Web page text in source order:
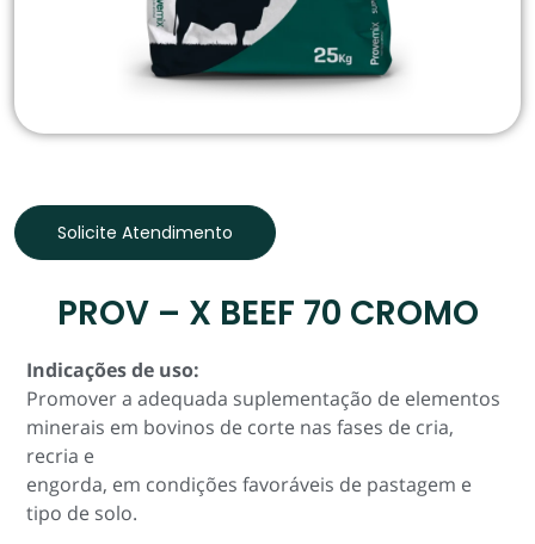
Solicite Atendimento
PROV – X BEEF 70 CROMO
Indicações de uso:
Promover a adequada suplementação de elementos
minerais em bovinos de corte nas fases de cria,
recria e
engorda, em condições favoráveis de pastagem e
tipo de solo.